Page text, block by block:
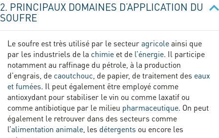
2. PRINCIPAUX DOMAINES D’APPLICATION DU
SOUFRE
Le soufre est très utilisé par le secteuragricoleainsi que
par les industriels de la chimie et de l’énergie. Il participe
notamment au raffinage du pétrole, à la production
d’engrais, de caoutchouc , de papier, de traitement des eaux
et fumées. Il peut également être employé comme
antioxydant pour stabiliser le vin ou comme laxatif ou
comme antibiotique par le milieu pharmaceutique. On peut
également le retrouver dans des secteurs comme
l’alimentation animale , les détergents ou encore les